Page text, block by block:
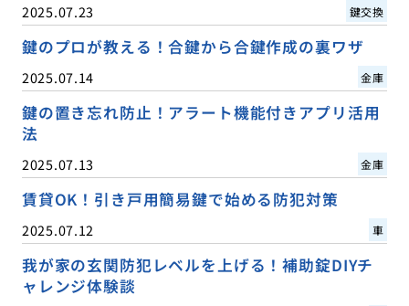
2025.07.23 鍵交換
鍵のプロが教える！合鍵から合鍵作成の裏ワザ
2025.07.14 金庫
鍵の置き忘れ防止！アラート機能付きアプリ活用
法
2025.07.13 金庫
賃貸OK！引き戸用簡易鍵で始める防犯対策
2025.07.12 車
我が家の玄関防犯レベルを上げる！補助錠DIYチ
ャレンジ体験談